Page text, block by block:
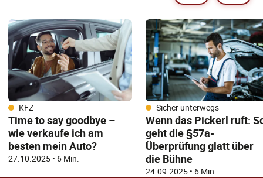
KFZ
Time to say goodbye –
wie verkaufe ich am
besten mein Auto?
27.10.2025• 6 Min.
Sicher unterwegs
Wenn das Pickerl ruft:
geht die §57a-
Überprüfung glatt über
die Bühne
24.09.2025 • 6 Min.